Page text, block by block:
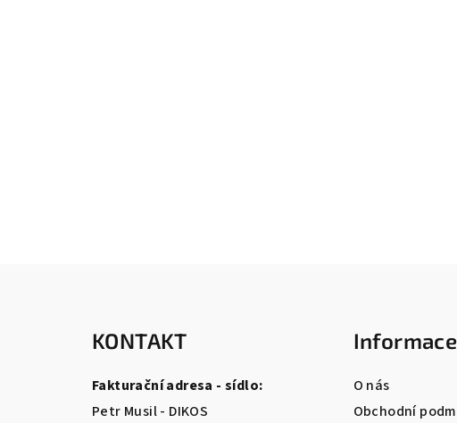
KONTAKT
Fakturační adresa - sídlo:
Petr Musil - DIKOS
O nás
Obchodní